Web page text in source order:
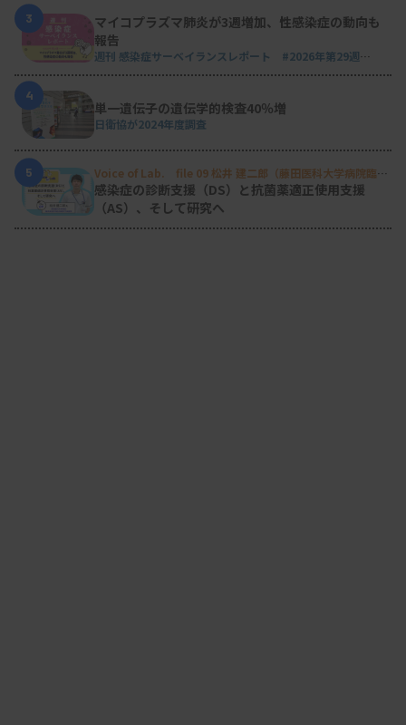
3
マイコプラズマ肺炎が3週増加、性感染症の動向も
報告
週刊 感染症サーベイランスレポート #2026年第29週
4
単一遺伝子の遺伝学的検査40％増
日衛協が2024年度調査
5
Voice of Lab. file 09 松井 建二郎（藤田医科大学病院臨床
検査部微生物遺伝子検査室）
感染症の診断支援（DS）と抗菌薬適正使用支援
（AS）、そして研究へ